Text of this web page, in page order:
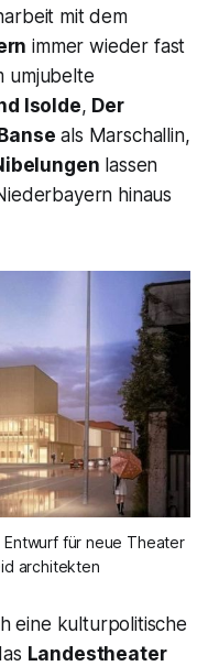
mit dem
immer wieder fast
umjubelte
Isolde, Der
als Marschallin,
lassen
hinaus
Entwurf für neue Theater
architekten
eine kulturpolitische
Landestheater